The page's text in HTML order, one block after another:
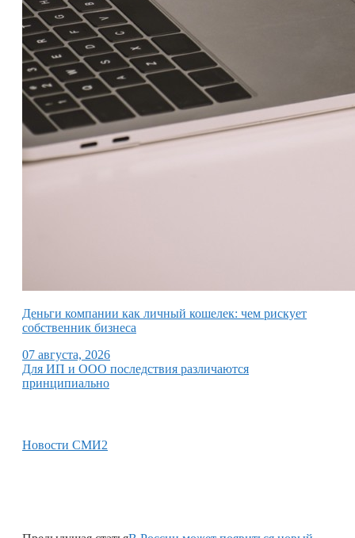
Деньги компании как личный кошелек: чем рискует
собственник бизнеса
07 августа, 2026
Для ИП и ООО последствия различаются
принципиально
Новости СМИ2